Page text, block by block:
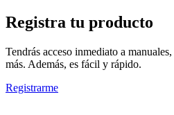
Registra tu producto
Tendrás acceso inmediato a
más. Además, es fácil y rápido.
Registrarme